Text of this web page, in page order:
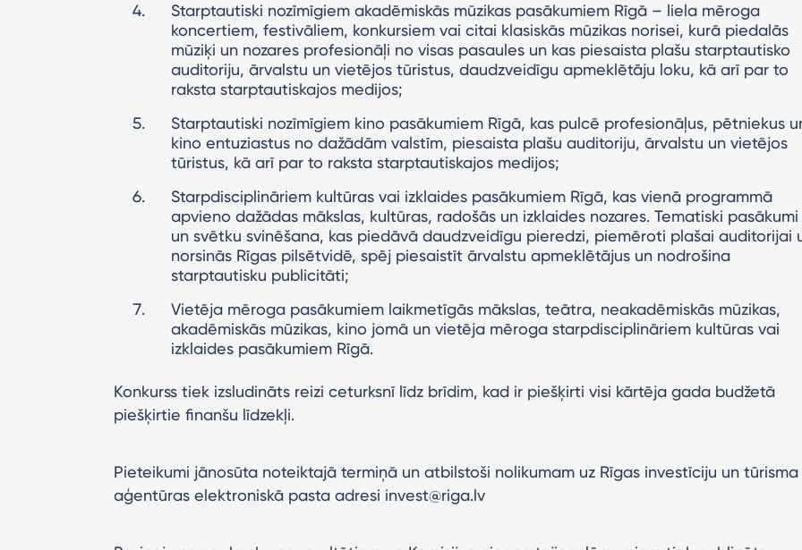
Starptautiski nozīmīgiem akadēmiskās mūzikas pasākumiem Rīgā – liela mēroga
koncertiem, festivāliem, konkursiem vai citai klasiskās mūzikas norisei, kurā piedalās
mūziķi un nozares profesionāļi no visas pasaules un kas piesaista plašu starptautisko
auditoriju, ārvalstu un vietējos tūristus, daudzveidīgu apmeklētāju loku, kā arī par to
raksta starptautiskajos medijos;
Starptautiski nozīmīgiem kino pasākumiem Rīgā, kas pulcē profesionāļus, pētniekus
kino entuziastus no dažādām valstīm, piesaista plašu auditoriju, ārvalstu un vietējos
tūristus, kā arī par to raksta starptautiskajos medijos;
Starpdisciplināriem kultūras vai izklaides pasākumiem Rīgā, kas vienā programmā
apvieno dažādas mākslas, kultūras, radošās un izklaides nozares. Tematiski pasākumi
un svētku svinēšana, kas piedāvā daudzveidīgu pieredzi, piemēroti plašai auditorijai
norsinās Rīgas pilsētvidē, spēj piesaistīt ārvalstu apmeklētājus un nodrošina
starptautisku publicitāti;
Vietēja mēroga pasākumiem laikmetīgās mākslas, teātra, neakadēmiskās mūzikas,
akadēmiskās mūzikas, kino jomā un vietēja mēroga starpdisciplināriem kultūras vai
izklaides pasākumiem Rīgā.
Konkurss tiek izsludināts reizi ceturksnī līdz brīdim, kad ir piešķirti visi kārtēja gada budžetā
piešķirtie finanšu līdzekļi.
Pieteikumi jānosūta noteiktajā termiņā un atbilstoši nolikumam uz Rīgas investīciju un tūrisma
aģentūras elektroniskā pasta adresi invest@riga.lv